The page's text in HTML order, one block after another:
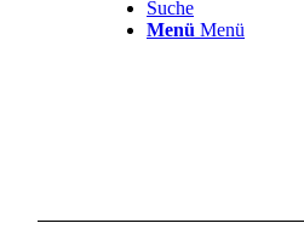
Suche
Menü Menü